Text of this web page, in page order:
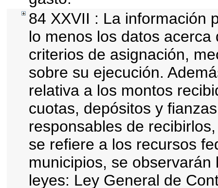
84 XXVII : La información
lo menos los datos
criterios de asignación,
sobre su ejecución.
relativa a los montos
cuotas, depósitos y
responsables de
se refiere a los recursos
municipios, se
leyes: Ley General de